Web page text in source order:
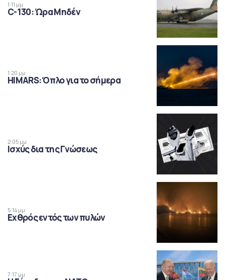
1:11 μμ
C-130: Ώρα Μηδέν
1:20 μμ
HIMARS: Όπλο για το σήμερα
2:05 μμ
Ισχύς δια της Γνώσεως
5:14 μμ
Εχθρός εντός των πυλών
7:17 μμ